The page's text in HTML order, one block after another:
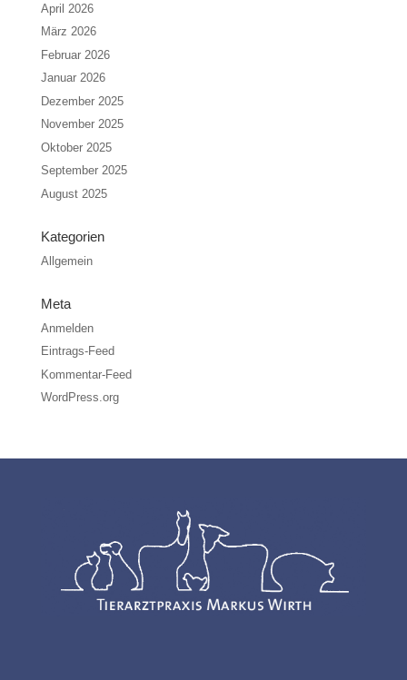
April 2026
März 2026
Februar 2026
Januar 2026
Dezember 2025
November 2025
Oktober 2025
September 2025
August 2025
Kategorien
Allgemein
Meta
Anmelden
Eintrags-Feed
Kommentar-Feed
WordPress.org